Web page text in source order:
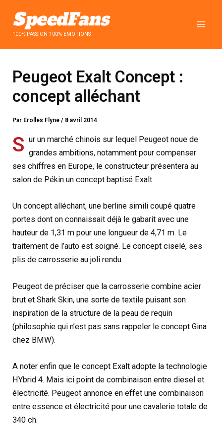
contenu100% PASSION 100% EMOTIONS
Peugeot Exalt Concept :
concept alléchant
Par Erolles Flyne/ 8 avril 2014
S ur un marché chinois sur lequel Peugeot noue de
grandes ambitions, notamment pour compenser
ses chiffres en Europe, le constructeur présentera au
salon de Pékin un concept baptisé Exalt.
Un concept alléchant, une berline simili coupé quatre
portes dont on connaissait déjà le gabarit avec une
hauteur de 1,31 m pour une longueur de 4,71 m. Le
traitement de l’auto est soigné. Le concept ciselé, ses
plis de carrosserie au joli rendu.
Peugeot de préciser que la carrosserie combine acier
brut et Shark Skin, une sorte de textile puisant son
inspiration de la structure de la peau de requin
(philosophie qui n’est pas sans rappeler le concept Gina
chez BMW).
A noter enfin que le concept Exalt adopte la technologie
HYbrid 4. Mais ici point de combinaison entre diesel et
électricité. Peugeot annonce en effet une combinaison
entre essence et électricité pour une cavalerie totale de
340 ch.